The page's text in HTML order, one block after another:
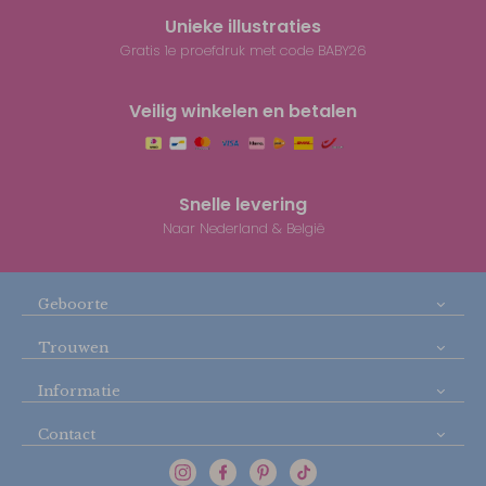
Unieke illustraties
Gratis 1e proefdruk met code BABY26
Veilig winkelen en betalen
Snelle levering
Naar Nederland & België
Geboorte
Trouwen
Informatie
Contact